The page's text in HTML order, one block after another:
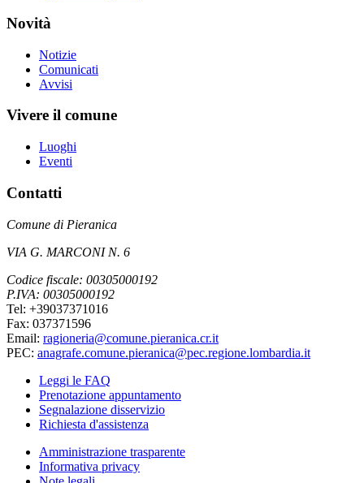
Novità
Notizie
Comunicati
Avvisi
Vivere il comune
Luoghi
Eventi
Contatti
Comune di Pieranica
VIA G. MARCONI N. 6
Codice fiscale: 00305000192
P.IVA: 00305000192
Tel: +39037371016
Fax: 037371596
Email: ragioneria@comune.pieranica.cr.it
PEC: anagrafe.comune.pieranica@pec.regione.lombardia.it
Leggi le FAQ
Prenotazione appuntamento
Segnalazione disservizio
Richiesta d'assistenza
Amministrazione trasparente
Informativa privacy